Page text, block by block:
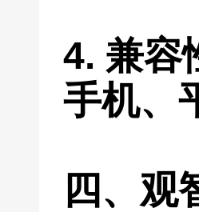
4. 兼容
手机、
四、观